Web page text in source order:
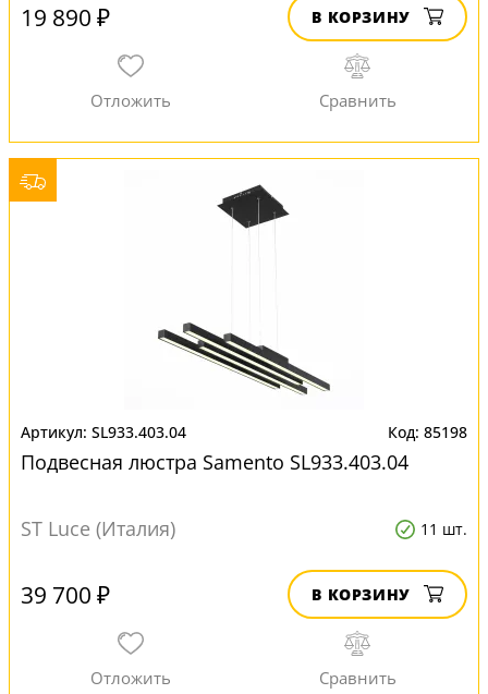
19 890 ₽ В КОРЗИНУ
SL933.403.04 85198
Подвесная люстра Samento SL933.403.04
ST Luce (Италия) 11 шт.
39 700 ₽ В КОРЗИНУ